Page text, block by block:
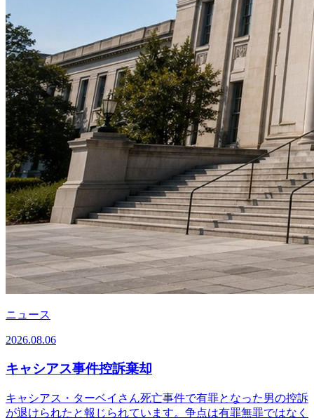
ニュース
2026.08.06
キャシアス事件控訴棄却
キャシアス・ターベイさん死亡事件で有罪となった男の控訴
が退けられたと報じられています。争点は有罪無罪ではなく